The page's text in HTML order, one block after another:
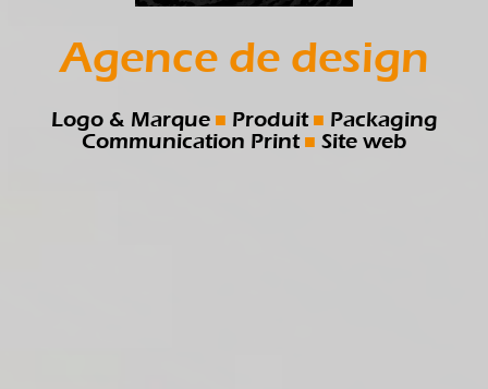
Agence de design
Logo & Marque Produit
Packaging
Communication Print
Site web